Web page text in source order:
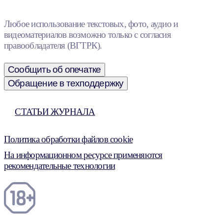
Любое использование текстовых, фото, аудио и
видеоматериалов возможно только с согласия
правообладателя (ВГТРК).
Сообщить об опечатке
Обращение в техподдержку
СТАТЬИ ЖУРНАЛА
Политика обработки файлов cookie
На информационном ресурсе применяются
рекомендательные технологии